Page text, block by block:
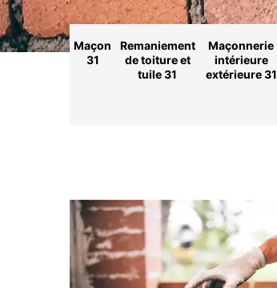
Maçon
31
Remaniement
de toiture et
tuile 31
Maçonnerie
intérieure
extérieure 31